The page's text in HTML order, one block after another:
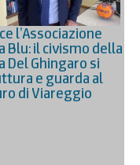
l’Associazione
Blu: il civismo della
Del Ghingaro si
e guarda al
di Viareggio